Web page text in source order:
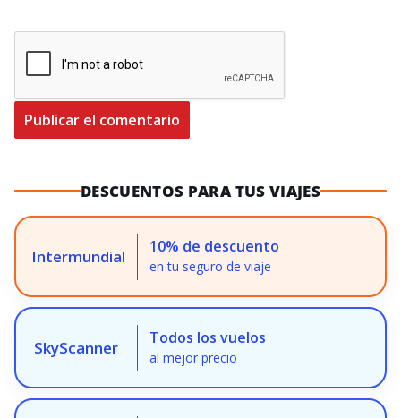
DESCUENTOS PARA TUS VIAJES
Intermundial 10% de descuento
en tu seguro de viaje
SkyScanner Todos los vuelos
al mejor precio